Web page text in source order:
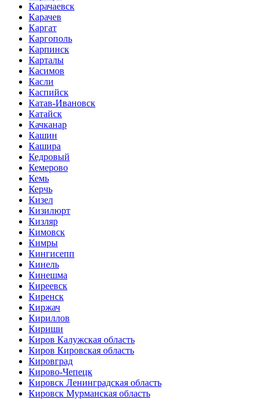
Карачаевск
Карачев
Каргат
Каргополь
Карпинск
Карталы
Касимов
Касли
Каспийск
Катав-Ивановск
Катайск
Качканар
Кашин
Кашира
Кедровый
Кемерово
Кемь
Керчь
Кизел
Кизилюрт
Кизляр
Кимовск
Кимры
Кингисепп
Кинель
Кинешма
Киреевск
Киренск
Киржач
Кириллов
Кириши
Киров Калужская область
Киров Кировская область
Кировград
Кирово-Чепецк
Кировск Ленинградская область
Кировск Мурманская область